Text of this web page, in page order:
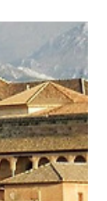
그라나다를
일 년 내내 여행
탄다면 겨울
이 한여름도
숙박이 가장